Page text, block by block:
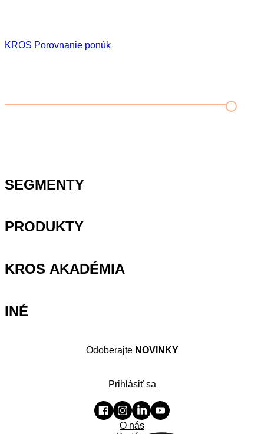
KROS Porovnanie ponúk
Nastavenie šanónov
SEGMENTY
PRODUKTY
KROS AKADÉMIA
INÉ
Odoberajte NOVINKY
O nás
Prihlásiť sa